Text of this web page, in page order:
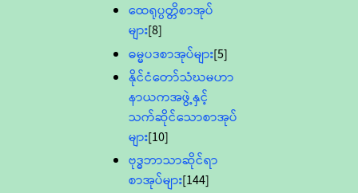
ထေရုပ္ပတ္တိစာအုပ်
များ[8]
ဓမ္မပဒစာအုပ်များ[5]
နိုင်ငံတော်သံဃမဟာ
နာယကအဖွဲ့နှင့်
သက်ဆိုင်သောစာအုပ်
များ[10]
ဗုဒ္ဓဘာသာဆိုင်ရာ
စာအုပ်များ[144]